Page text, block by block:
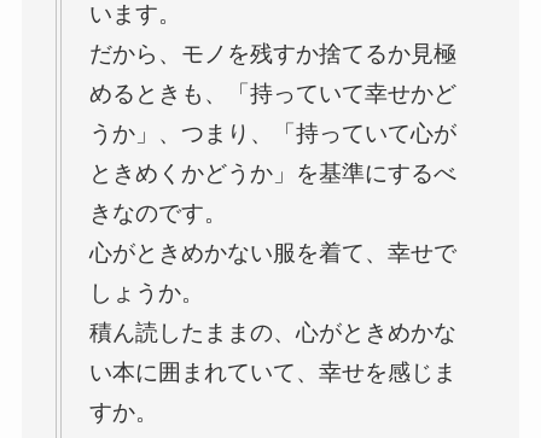
います。
だから、モノを残すか捨てるか見極
めるときも、「持っていて幸せかど
うか」、つまり、「持っていて心が
ときめくかどうか」を基準にするべ
きなのです。
心がときめかない服を着て、幸せで
しょうか。
積ん読したままの、心がときめかな
い本に囲まれていて、幸せを感じま
すか。